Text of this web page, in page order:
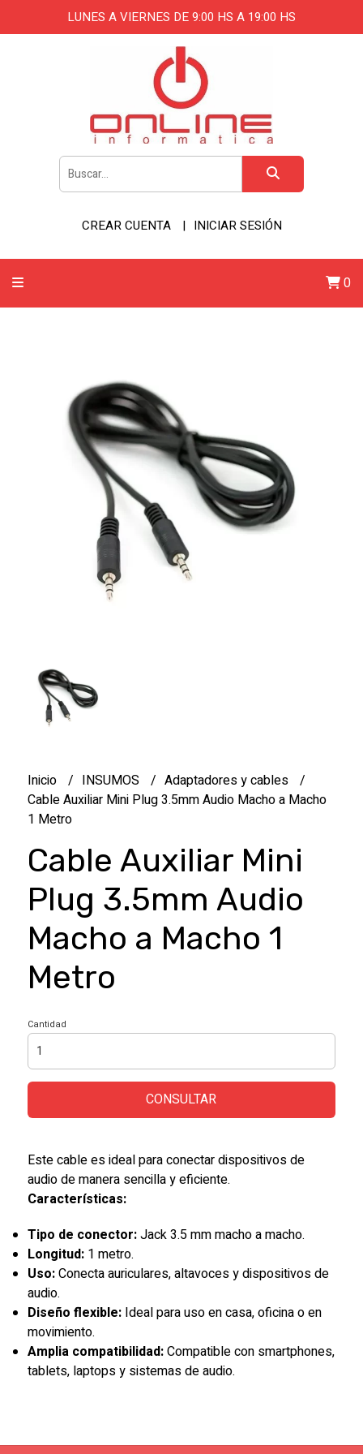
LUNES A VIERNES DE 9:00 HS A 19:00 HS
CREAR CUENTA INICIAR SESIÓN
0
Inicio INSUMOS
Adaptadores y cables
Cable Auxiliar Mini Plug 3.5mm Audio Macho a Macho
1 Metro
Cable Auxiliar Mini
Plug 3.5mm Audio
Macho a Macho 1
Metro
Cantidad
CONSULTAR
Este cable es ideal para conectar dispositivos de
audio de manera sencilla y eficiente.
Características:
Tipo de conector:Jack 3.5 mm macho a macho.
Longitud:1 metro.
Uso:Conecta auriculares, altavoces y dispositivos de
audio.
Diseño flexible:Ideal para uso en casa, oficina o en
movimiento.
Amplia compatibilidad:Compatible con smartphones,
tablets, laptops y sistemas de audio.